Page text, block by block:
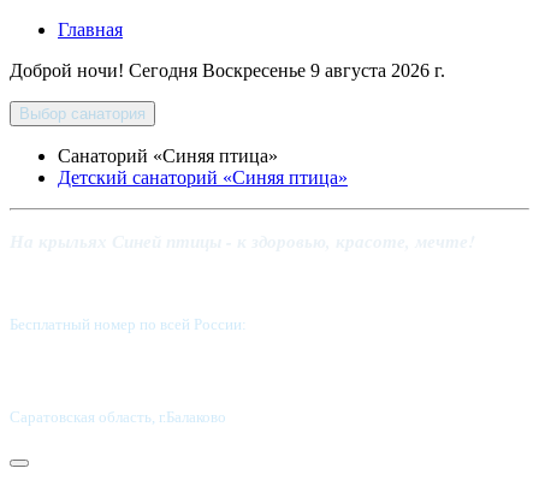
Главная
Доброй ночи! Сегодня Воскресенье 9 августа 2026 г.
Выбор санатория
Санаторий «Синяя птица»
Детский санаторий «Синяя птица»
Бесплатный номер по всей России:
Саратовская область, г.Балаково